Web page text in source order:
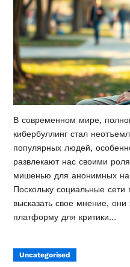
В современном мире,
кибербуллинг стал
популярных людей,
развлекают нас своими
мишенью для анонимных
Поскольку социальные сети
высказать свое мнение,
платформу для критики…
Uncategorised